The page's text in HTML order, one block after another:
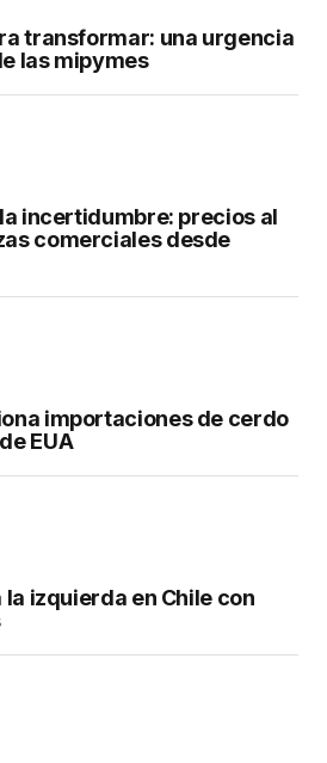
transformar: una urgencia
las mipymes
incertidumbre: precios al
comerciales desde
importaciones de cerdo
EUA
la izquierda en Chile con